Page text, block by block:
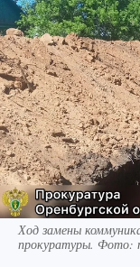
Ход замены
прокуратуры. Фото: